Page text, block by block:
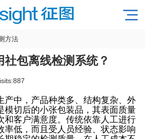
方法
社包离线检测系统？
887
产中，产品种类多、结构复杂、外
模切后的小张包装品，其表面质量
和客户满意度。传统依靠人工进行
率低，而且受人员经验、状态影响